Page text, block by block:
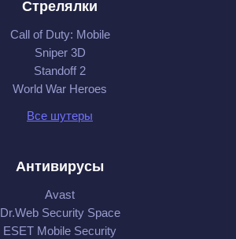
Стрелялки
Call of Duty: Mobile
Sniper 3D
Standoff 2
World War Heroes
Все шутеры
Антивирусы
Avast
Dr.Web Security Space
ESET Mobile Security